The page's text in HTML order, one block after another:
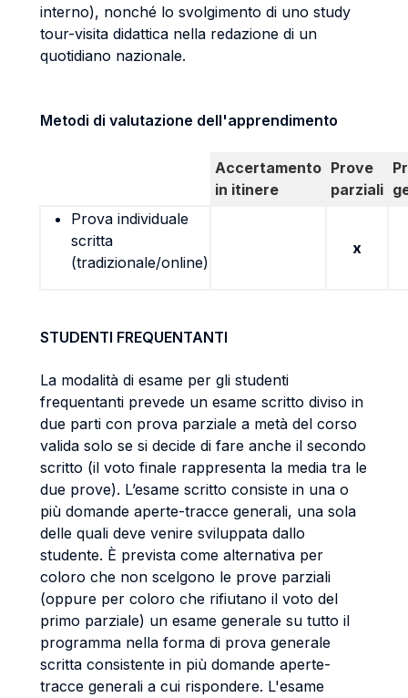
interno), nonché lo svolgimento di uno study
tour-visita didattica nella redazione di un
quotidiano nazionale.
Metodi di valutazione dell'apprendimento
Accertamento
in itinere
Prove
parziali
Prova individuale
scritta
(tradizionale/online)
x
STUDENTI FREQUENTANTI
La modalità di esame per gli studenti
frequentanti prevede un esame scritto diviso in
due parti con prova parziale a metà del corso
valida solo se si decide di fare anche il secondo
scritto (il voto finale rappresenta la media tra le
due prove). L’esame scritto consiste in una o
più domande aperte-tracce generali, una sola
delle quali deve venire sviluppata dallo
studente. È prevista come alternativa per
coloro che non scelgono le prove parziali
(oppure per coloro che rifiutano il voto del
primo parziale) un esame generale su tutto il
programma nella forma di prova generale
scritta consistente in più domande aperte-
tracce generali a cui rispondere. L'esame